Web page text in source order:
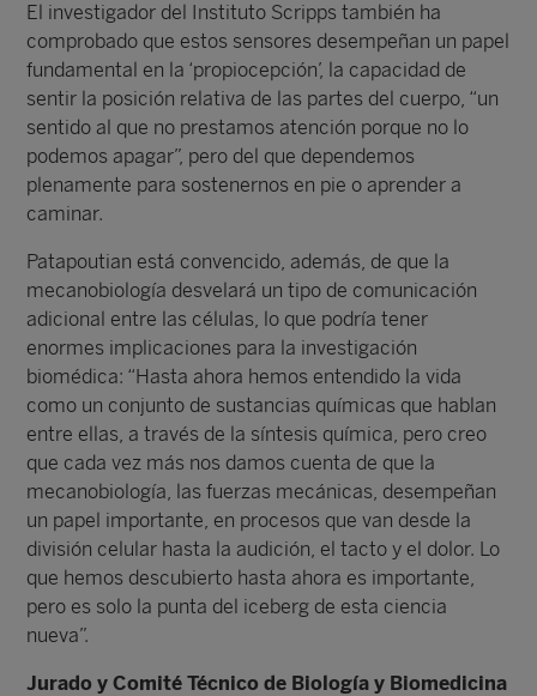
El investigador del Instituto Scripps también ha
comprobado que estos sensores desempeñan un papel
fundamental en la ‘propiocepción’, la capacidad de
sentir la posición relativa de las partes del cuerpo, “un
sentido al que no prestamos atención porque no lo
podemos apagar”, pero del que dependemos
plenamente para sostenernos en pie o aprender a
caminar.
Patapoutian está convencido, además, de que la
mecanobiología desvelará un tipo de comunicación
adicional entre las células, lo que podría tener
enormes implicaciones para la investigación
biomédica: “Hasta ahora hemos entendido la vida
como un conjunto de sustancias químicas que hablan
entre ellas, a través de la síntesis química, pero creo
que cada vez más nos damos cuenta de que la
mecanobiología, las fuerzas mecánicas, desempeñan
un papel importante, en procesos que van desde la
división celular hasta la audición, el tacto y el dolor. Lo
que hemos descubierto hasta ahora es importante,
pero es solo la punta del iceberg de esta ciencia
nueva”.
Jurado y Comité Técnico de Biología y Biomedicina